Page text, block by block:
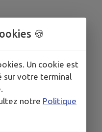
🍪
Un cookie est
sur votre terminal
notre Politique